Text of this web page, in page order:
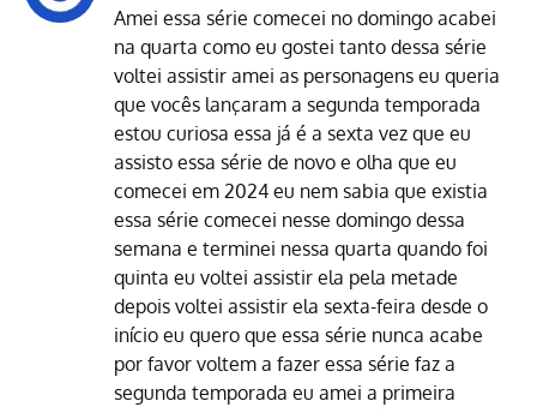
Amei essa série comecei no domingo acabei
na quarta como eu gostei tanto dessa série
voltei assistir amei as personagens eu queria
que vocês lançaram a segunda temporada
estou curiosa essa já é a sexta vez que eu
assisto essa série de novo e olha que eu
comecei em 2024 eu nem sabia que existia
essa série comecei nesse domingo dessa
semana e terminei nessa quarta quando foi
quinta eu voltei assistir ela pela metade
depois voltei assistir ela sexta-feira desde o
início eu quero que essa série nunca acabe
por favor voltem a fazer essa série faz a
segunda temporada eu amei a primeira